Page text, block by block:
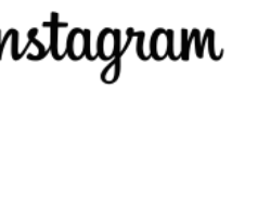
и адрес сайта в этом
моих комментариев.